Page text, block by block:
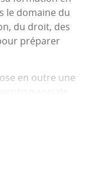
marque
la capacité du
Comme
la formation
et
de travaux
sociétales et
le domaine du
du droit, des
préparer
en outre une
sociales,
et Economie